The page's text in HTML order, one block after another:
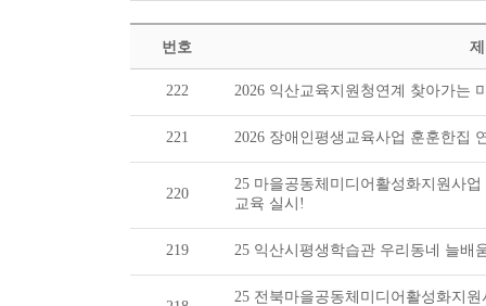
번호
222 2026 익산교육지원청연계 찾아가는
221 2026 장애인평생교육사업 훈훈한집
220
25 마을공동체미디어활성화지원사
교육 실시!
219 25 익산시평생학습관 우리동네 늘배
25 전북마을공동체미디어활성화지